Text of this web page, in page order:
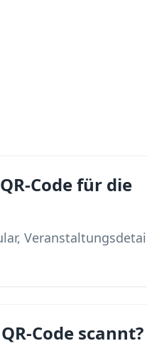
Code für die
Code scannt?